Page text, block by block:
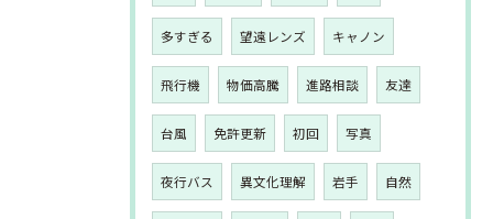
多すぎる 望遠レンズ キャノン
飛行機 物価高騰 進路相談 友達
台風 免許更新 初回 写真
夜行バス 異文化理解 岩手 自然